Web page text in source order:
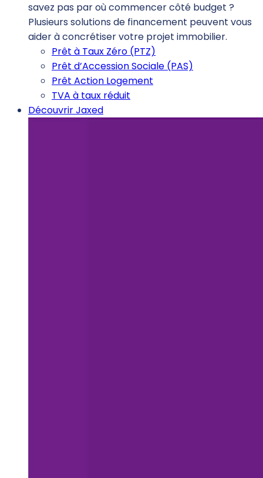
savez pas par où commencer côté budget ?
Plusieurs solutions de financement peuvent vous
aider à concrétiser votre projet immobilier.
Prêt à Taux Zéro (PTZ)
Prêt d’Accession Sociale (PAS)
Prêt Action Logement
TVA à taux réduit
Découvrir Jaxed